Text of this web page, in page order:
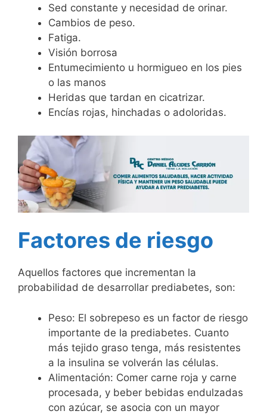
Sed constante y necesidad de orinar.
Cambios de peso.
Fatiga.
Visión borrosa
Entumecimiento u hormigueo en los pies
o las manos
Heridas que tardan en cicatrizar.
Encías rojas, hinchadas o adoloridas.
Factores de riesgo
Aquellos factores que incrementan la
probabilidad de desarrollar prediabetes, son:
Peso: El sobrepeso es un factor de riesgo
importante de la prediabetes. Cuanto
más tejido graso tenga, más resistentes
a la insulina se volverán las células.
Alimentación: Comer carne roja y carne
procesada, y beber bebidas endulzadas
con azúcar, se asocia con un mayor